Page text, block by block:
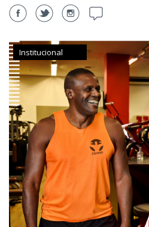
Institucional